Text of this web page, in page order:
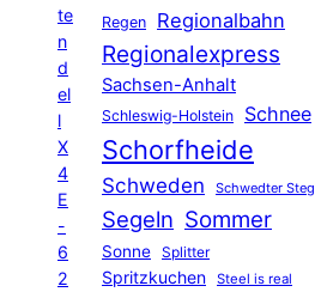
te
n
d
el
l
X
4
E
-
6
2
Regen Regionalbahn
Regionalexpress
Sachsen-Anhalt
Schleswig-Holstein Schnee
Schorfheide
Schweden Schwedter Steg
Segeln Sommer
Sonne Splitter
Spritzkuchen Steel is real